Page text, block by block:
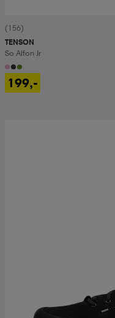
(156)
TENSON
So Alfon Jr
199,-